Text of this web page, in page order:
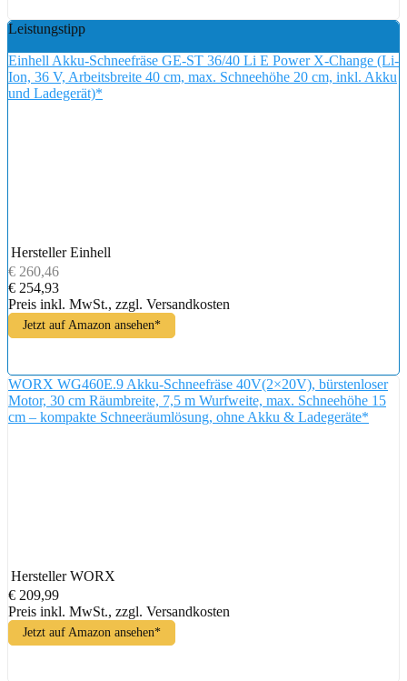
Leistungstipp
Einhell Akku-Schneefräse GE-ST 36/40 Li E Power X-Change (Li-
Ion, 36 V, Arbeitsbreite 40 cm, max. Schneehöhe 20 cm, inkl. Akku
und Ladegerät)*
Hersteller Einhell
€ 260,46
€ 254,93
Preis inkl. MwSt., zzgl. Versandkosten
Jetzt auf Amazon ansehen*
WORX WG460E.9 Akku-Schneefräse 40V(2×20V), bürstenloser
Motor, 30 cm Räumbreite, 7,5 m Wurfweite, max. Schneehöhe 15
cm – kompakte Schneeräumlösung, ohne Akku & Ladegeräte*
Hersteller WORX
€ 209,99
Preis inkl. MwSt., zzgl. Versandkosten
Jetzt auf Amazon ansehen*